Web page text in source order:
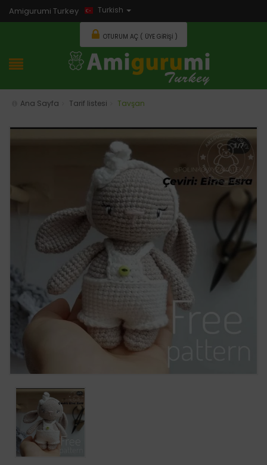
Amigurumi Turkey Turkish
OTURUM AÇ ( ÜYE GIRIŞI )
Ana Sayfa Tarif listesi Tavşan